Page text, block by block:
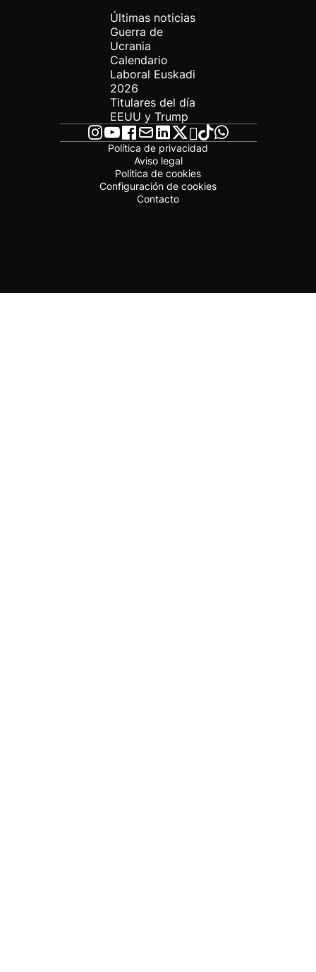
Últimas noticias
Guerra de
Ucrania
Calendario
Laboral Euskadi
2026
Titulares del día
EEUU y Trump
Política de privacidad
Aviso legal
Política de cookies
Configuración de cookies
Contacto